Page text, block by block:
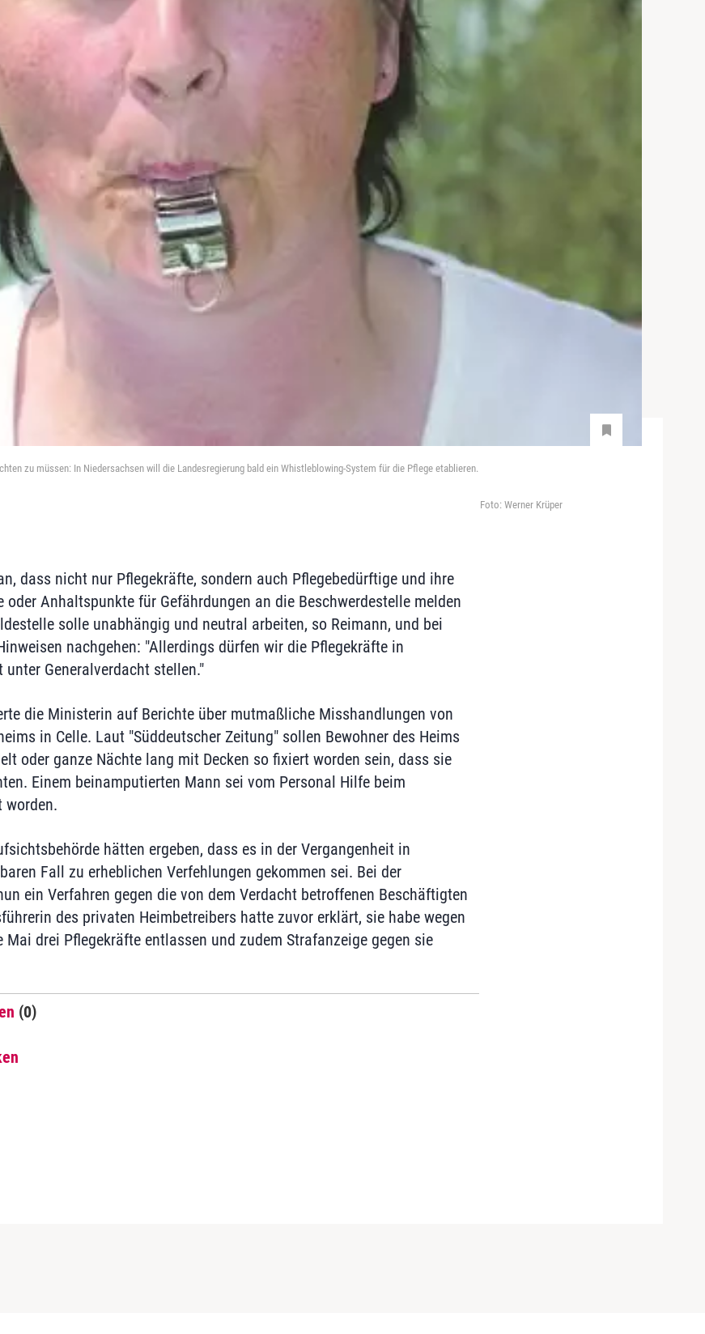
zu müssen: In Niedersachsen will die Landesregierung bald ein Whistleblowing-System für die Pflege etablieren.
Foto: Werner Krüper
dass nicht nur Pflegekräfte, sondern auch Pflegebedürftige und ihre
Anhaltspunkte für Gefährdungen an die Beschwerdestelle melden
solle unabhängig und neutral arbeiten, so Reimann, und bei
nachgehen: "Allerdings dürfen wir die Pflegekräfte in
Generalverdacht stellen."
die Ministerin auf Berichte über mutmaßliche Misshandlungen von
in Celle. Laut "Süddeutscher Zeitung" sollen Bewohner des Heims
oder ganze Nächte lang mit Decken so fixiert worden sein, dass sie
Einem beinamputierten Mann sei vom Personal Hilfe beim
worden.
hätten ergeben, dass es in der Vergangenheit in
Fall zu erheblichen Verfehlungen gekommen sei. Bei der
ein Verfahren gegen die von dem Verdacht betroffenen Beschäftigten
des privaten Heimbetreibers hatte zuvor erklärt, sie habe wegen
drei Pflegekräfte entlassen und zudem Strafanzeige gegen sie
(0)